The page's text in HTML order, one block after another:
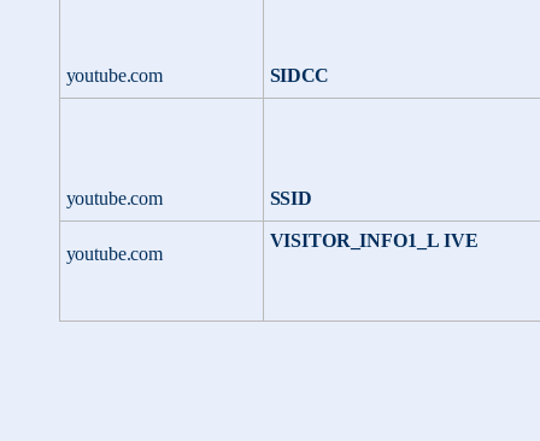
youtube.com SIDCC
youtube.com SSID
youtube.com
VISITOR_INFO1_LIVE